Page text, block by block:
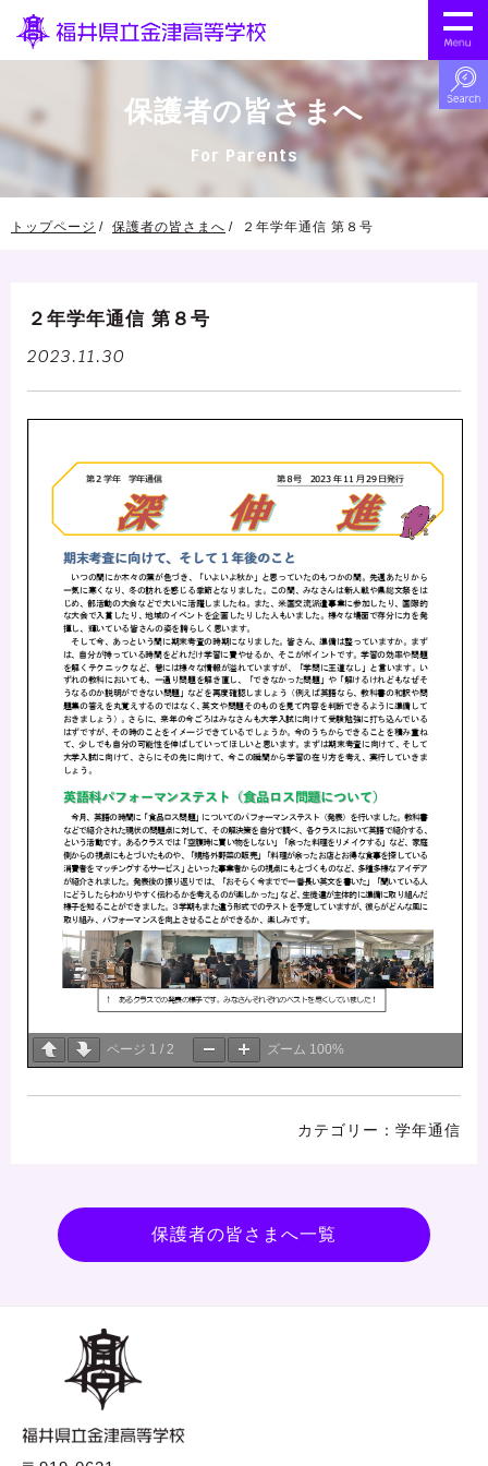
保護者の皆さまへ
For Parents
トップページ 保護者の皆さまへ ２年学年通信 第８号
２年学年通信 第８号
2023.11.30
ページ 1 / 2 ズーム 100%
学年通信
保護者の皆さまへ一覧